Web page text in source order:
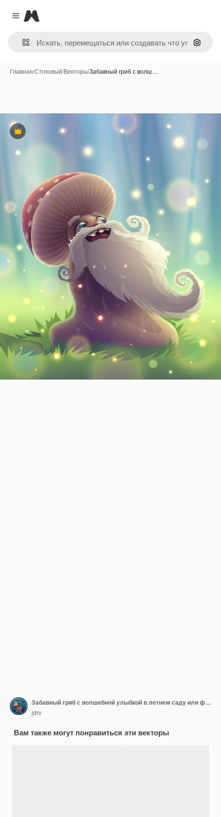
Close menu
Magnific
Поиск
Главная/Стоковый/Векторы/Забавный гриб с волш…
Премиум
Забавный гриб с волшебной улыбкой в летнем саду или фантастическом лесу с зеленой травой
jdrv
Вам также могут понравиться эти векторы